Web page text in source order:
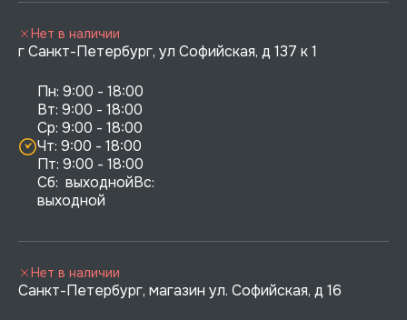
г Санкт-Петербург, ул Софийская, д 137 к 1
Пн: 9:00 - 18:00
Вт: 9:00 - 18:00
Ср: 9:00 - 18:00
Чт: 9:00 - 18:00
Пт: 9:00 - 18:00
Сб:  выходнойВс:
выходной
Нет в наличии
Санкт-Петербург, магазин ул. Софийская, д 16
Нет в наличии